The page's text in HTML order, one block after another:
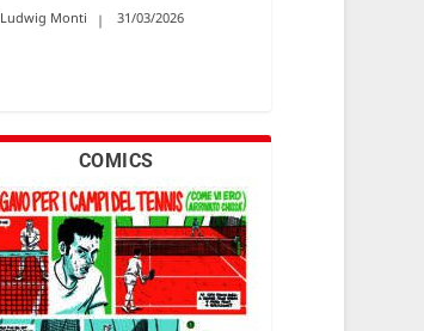
Ludwig Monti 31/03/2026
COMICS